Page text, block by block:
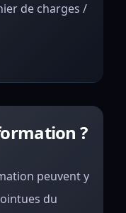
de charges /
?
peuvent y
du